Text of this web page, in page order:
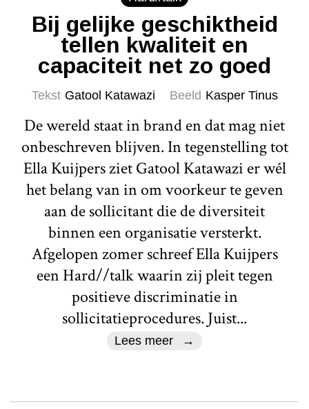
Bij gelijke geschiktheid
tellen kwaliteit en
capaciteit net zo goed
Tekst Gatool Katawazi Beeld Kasper Tinus
De wereld staat in brand en dat mag niet
onbeschreven blijven. In tegenstelling tot
Ella Kuijpers ziet Gatool Katawazi er wél
het belang van in om voorkeur te geven
aan de sollicitant die de diversiteit
binnen een organisatie versterkt.
Afgelopen zomer schreef Ella Kuijpers
een Hard//talk waarin zij pleit tegen
positieve discriminatie in
sollicitatieprocedures. Juist...
Lees meer